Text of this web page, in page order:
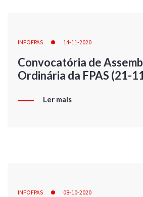
INFOFPAS 14-11-2020
Convocatória de
Ordinária da FPAS (21-
Ler mais
INFOFPAS 08-10-2020